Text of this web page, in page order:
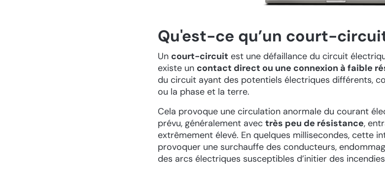
Qu'est-ce qu’un court-
Un court-circuit est une défaillance du circuit
existe un contact direct ou une connexion à faible
du circuit ayant des potentiels électriques différents,
ou la phase et la terre.
Cela provoque une circulation anormale du courant
prévu, généralement avectrès peu de résistance,
extrêmement élevé. En quelques millisecondes, cette
provoquer une surchauffe des conducteurs,
des arcs électriques susceptibles d’initier des